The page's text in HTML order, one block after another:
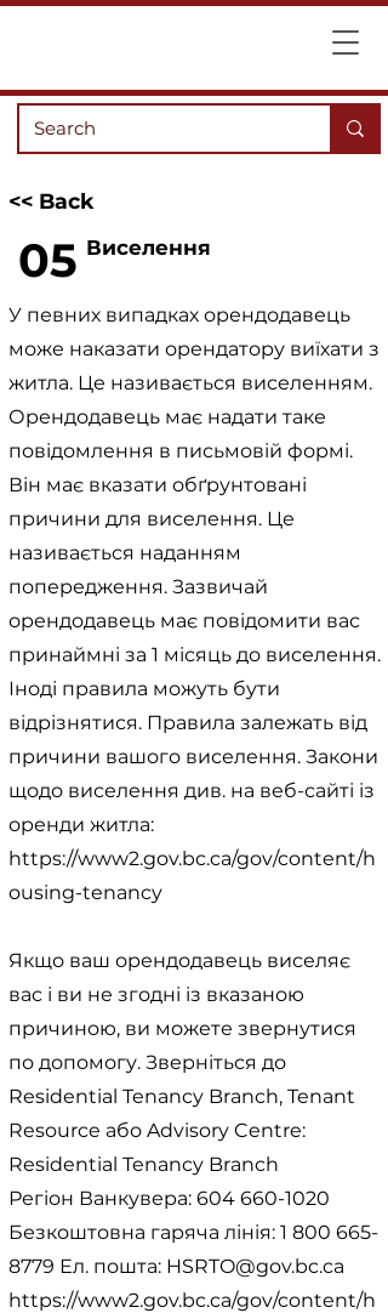
<< Back
05 Виселення
У певних випадках орендодавець
може наказати орендатору виїхати з
житла. Це називається виселенням.
Орендодавець має надати таке
повідомлення в письмовій формі.
Він має вказати обґрунтовані
причини для виселення. Це
називається наданням
попередження. Зазвичай
орендодавець має повідомити вас
принаймні за 1 місяць до виселення.
Іноді правила можуть бути
відрізнятися. Правила залежать від
причини вашого виселення. Закони
щодо виселення див. на веб-сайті із
оренди житла:
https://www2.gov.bc.ca/gov/content/h
ousing-tenancy
Якщо ваш орендодавець виселяє
вас і ви не згодні із вказаною
причиною, ви можете звернутися
по допомогу. Зверніться до
Residential Tenancy Branch, Tenant
Resource або Advisory Centre:
Residential Tenancy Branch
Регіон Ванкувера: 604 660-1020
Безкоштовна гаряча лінія: 1 800 665-
8779 Ел. пошта: HSRTO@gov.bc.ca
https://www2.gov.bc.ca/gov/content/h